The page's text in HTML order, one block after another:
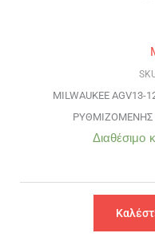
MILWAUKEE
ΡΥΘΜΙΖΟΜΕΝΗΣ
Διαθέσιμο